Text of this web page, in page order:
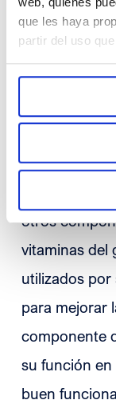
que les haya
partir del uso
posibilidad
personas, los
importantes
En el
composición
otros
vitaminas del
utilizados por
para mejorar
componente
su función en
buen